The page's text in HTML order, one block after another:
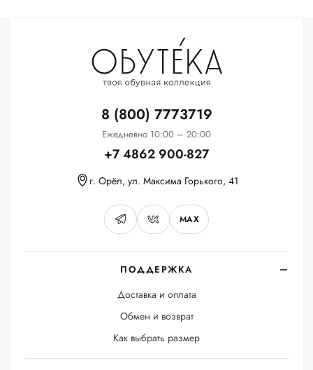
ПОДДЕРЖКА
Доставка и оплата
Обмен и возврат
Как выбрать размер
8 (800) 7773719
Ежедневно 10:00 – 20:00
+7 4862 900-827
г. Орёл, ул. Максима Горького, 41
MAX